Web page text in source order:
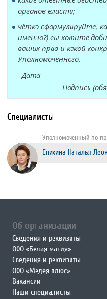
органов власти;
чётко сформулируйте,
именно?) вы хотите
ваших прав и какой
Уполномоченного.
Дата
Подпись
Специалисты
Уполномоченный по
Епихина Наталья
Об организации
Сведения и реквизиты
ООО «Белая магия»
Сведения и реквизиты
ООО «Медея плюс»
Вакансии
Наши специалисты: